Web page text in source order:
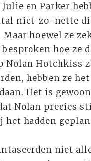
en Parker
niet-zo-nette
Maar hoewel ze
besproken hoe ze
Nolan Hotchkiss
hebben ze
Het is gewoon
Nolan precies
het hadden
niet